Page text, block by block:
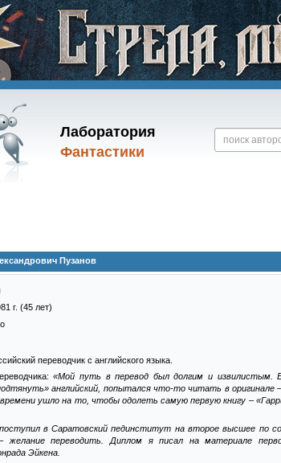
Лаборатория
Фантастики
Пузанов
г. (45 лет)
переводчик с английского языка.
«Мой путь в перевод был долгим и извилистым.
английский, попытался что-то читать в оригинале
ушло на то, чтобы одолеть самую первую книгу –
в Саратовский пединститут на второе высшее по
желание переводить. Диплом я писал на материале
Эйкена.